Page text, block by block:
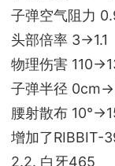
子弹空气阻力
头部倍率 3->1.1
物理伤害 110-
子弹半径 0cm-
腰射散布 10°-
增加了RIBBIT-
2.2. 白牙465